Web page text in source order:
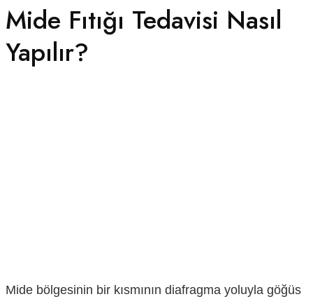
Mide Fıtığı Tedavisi Nasıl
Yapılır?
Mide bölgesinin bir kısmının diafragma yoluyla göğüs